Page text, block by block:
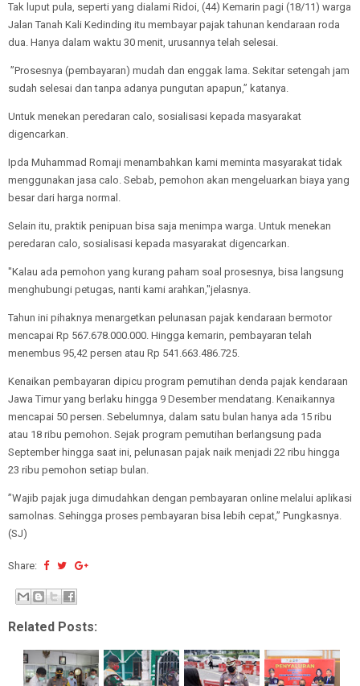
Tak luput pula, seperti yang dialami Ridoi, (44) Kemarin pagi (18/11) warga
Jalan Tanah Kali Kedinding itu membayar pajak tahunan kendaraan roda
dua. Hanya dalam waktu 30 menit, urusannya telah selesai.
”Prosesnya (pembayaran) mudah dan enggak lama. Sekitar setengah jam
sudah selesai dan tanpa adanya pungutan apapun,’’ katanya.
Untuk menekan peredaran calo, sosialisasi kepada masyarakat
digencarkan.
Ipda Muhammad Romaji menambahkan kami meminta masyarakat tidak
menggunakan jasa calo. Sebab, pemohon akan mengeluarkan biaya yang
besar dari harga normal.
Selain itu, praktik penipuan bisa saja menimpa warga. Untuk menekan
peredaran calo, sosialisasi kepada masyarakat digencarkan.
"Kalau ada pemohon yang kurang paham soal prosesnya, bisa langsung
menghubungi petugas, nanti kami arahkan,"jelasnya.
Tahun ini pihaknya menargetkan pelunasan pajak kendaraan bermotor
mencapai Rp 567.678.000.000. Hingga kemarin, pembayaran telah
menembus 95,42 persen atau Rp 541.663.486.725.
Kenaikan pembayaran dipicu program pemutihan denda pajak kendaraan
Jawa Timur yang berlaku hingga 9 Desember mendatang. Kenaikannya
mencapai 50 persen. Sebelumnya, dalam satu bulan hanya ada 15 ribu
atau 18 ribu pemohon. Sejak program pemutihan berlangsung pada
September hingga saat ini, pelunasan pajak naik menjadi 22 ribu hingga
23 ribu pemohon setiap bulan.
’’Wajib pajak juga dimudahkan dengan pembayaran online melalui aplikasi
samolnas. Sehingga proses pembayaran bisa lebih cepat,’’ Pungkasnya.
(SJ)
Share:
Related Posts: